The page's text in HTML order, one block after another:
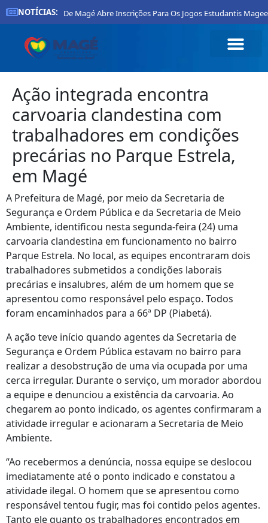
NOTÍCIAS:
Prefeitura De Magé Abre Inscrições Para Os Jogos Estudantis
Ação integrada encontra
carvoaria clandestina com
trabalhadores em condições
precárias no Parque Estrela,
em Magé
A Prefeitura de Magé, por meio da Secretaria de
Segurança e Ordem Pública e da Secretaria de Meio
Ambiente, identificou nesta segunda-feira (24) uma
carvoaria clandestina em funcionamento no bairro
Parque Estrela. No local, as equipes encontraram dois
trabalhadores submetidos a condições laborais
precárias e insalubres, além de um homem que se
apresentou como responsável pelo espaço. Todos
foram encaminhados para a 66ª DP (Piabetá).
A ação teve início quando agentes da Secretaria de
Segurança e Ordem Pública estavam no bairro para
realizar a desobstrução de uma via ocupada por uma
cerca irregular. Durante o serviço, um morador abordou
a equipe e denunciou a existência da carvoaria. Ao
chegarem ao ponto indicado, os agentes confirmaram a
atividade irregular e acionaram a Secretaria de Meio
Ambiente.
“Ao recebermos a denúncia, nossa equipe se deslocou
imediatamente até o ponto indicado e constatou a
atividade ilegal. O homem que se apresentou como
responsável tentou fugir, mas foi contido pelos agentes.
Tanto ele quanto os trabalhadores encontrados em